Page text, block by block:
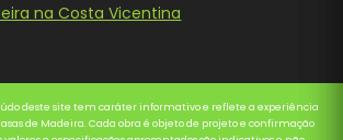
na Costa Vicentina
deste site tem caráter informativo e reflete a experiência
de Madeira. Cada obra é objeto de projeto e confirmação